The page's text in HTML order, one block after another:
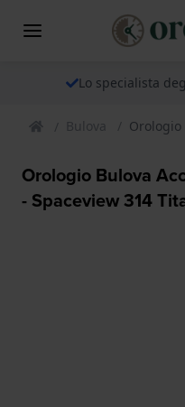
Lo specialista
Bulova Orologio
Orologio Bulova
- Spaceview 314